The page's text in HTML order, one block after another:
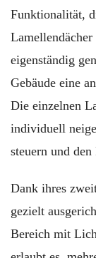
Funktionalität,
Lamellendächer
eigenständig
Gebäude eine
Die einzelnen
individuell
steuern und
Dank ihres
gezielt
Bereich mit